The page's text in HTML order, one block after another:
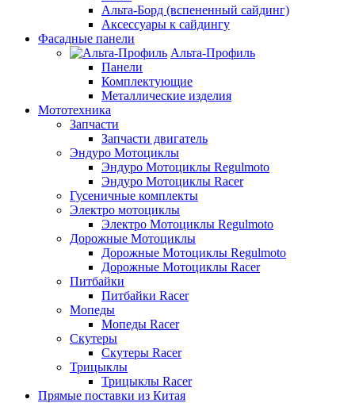
Альта-Борд (вспененный сайдинг)
Аксессуары к сайдингу
Фасадные панели
Альта-Профиль
Панели
Комплектующие
Металлические изделия
Мототехника
Запчасти
Запчасти двигатель
Эндуро Мотоциклы
Эндуро Мотоциклы Regulmoto
Эндуро Мотоциклы Racer
Гусеничные комплекты
Электро мотоциклы
Электро Мотоциклы Regulmoto
Дорожные Мотоциклы
Дорожные Мотоциклы Regulmoto
Дорожные Мотоциклы Racer
Питбайки
Питбайки Racer
Мопеды
Мопеды Racer
Скутеры
Скутеры Racer
Трицыклы
Трицыклы Racer
Прямые поставки из Китая